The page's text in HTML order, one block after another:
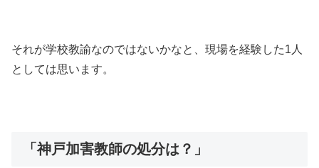
それが学校教諭なのではないかなと、現場を経験した1人
としては思います。
「神戸加害教師の処分は？」